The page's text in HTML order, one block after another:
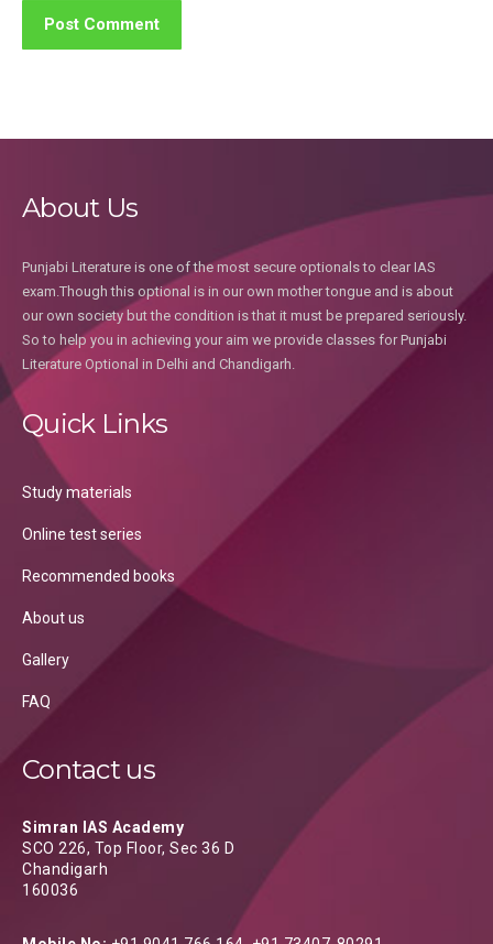
About Us
Punjabi Literature is one of the most secure optionals to clear IAS
exam.Though this optional is in our own mother tongue and is about
our own society but the condition is that it must be prepared seriously.
So to help you in achieving your aim we provide classes for Punjabi
Literature Optional in Delhi and Chandigarh.
Quick Links
Study materials
Online test series
Recommended books
About us
Gallery
FAQ
Contact us
Simran IAS Academy
SCO 226, Top Floor, Sec 36 D
Chandigarh
160036